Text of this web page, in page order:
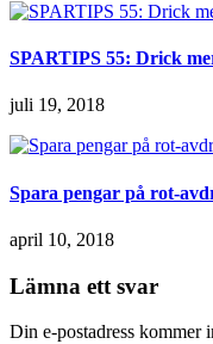
SPARTIPS 55: Drick
juli 19, 2018
Spara pengar på rot-
april 10, 2018
Lämna ett svar
Din e-postadress kommer